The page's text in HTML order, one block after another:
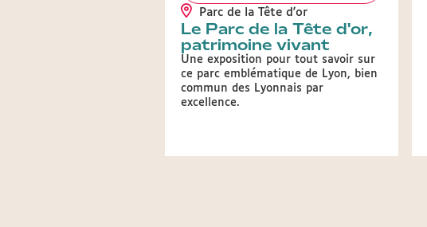
Parc de la Tête d'or
Le Parc de la Tête d'or,
patrimoine vivant
Une exposition pour tout savoir sur
ce parc emblématique de Lyon, bien
commun des Lyonnais par
excellence.